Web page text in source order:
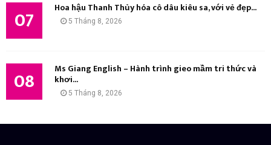
07 Hoa hậu Thanh Thủy hóa cô dâu kiêu sa, với vẻ đẹp...
5 Tháng 8, 2026
08 Ms Giang English – Hành trình gieo mầm tri thức và
khơi...
5 Tháng 8, 2026